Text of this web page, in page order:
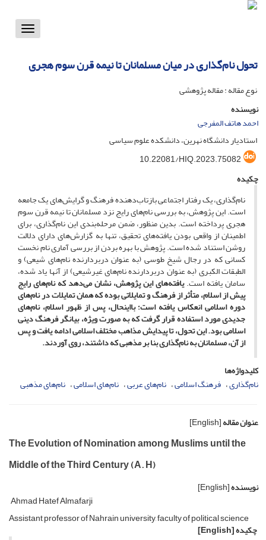
Toggle
تحول نام‌گذاری در میان مسلمانان تا نیمه قرن سوم هجری
نوع مقاله : مقاله پژوهشی
نویسنده
احمد هاتف المفرجی
استادیار دانشگاه نهرین، دانشکده علوم سیاسى
10.22081/HIQ.2023.75082
چکیده
نام‌گذاری، یک رفتار اجتماعی بازتاب‌دهنده فرهنگ و گرایش‌های یک جامعه
است. این پژوهش، به بررسی نام‌های رایج نزد مسلمانان تا نیمه قرن سوم
هجری پرداخته است. بدین منظور، ضمن مرحله‌بندی این نام‌گذاری، برای
اطمینان از واقعی بودن یافته‌های تحقیق، تنها به گزارش‌های دارای دلالت
روشن استناد شده است. پژوهش با بهره بردن از بررسی آماری نام نخست
کسانی که در رجال شیخ طوسی (به عنوان دربردارنده نام‌های شیعی) و
الطبقات الکبری (به عنوان دربردارنده نام‌های غیرشیعی) از آنها یاد شده،
سامان یافته است.یافته‌های این پژوهش، نشان می‌دهد که نام‌های رایج
پیش از اسلام، متأثر از فرهنگ و تمایلاتی بوده که همان تمایلات در نام‌های
دوره اسلامی انعکاس یافته است؛ بااینحال، پس از ظهور اسلام، نام‌های
جدیدی مورد استفاده قرار گرفت که به صورت ویژه، بیانگر فرهنگ دینی
اسلامی بود. این تحول، تا پیدایش مذاهب مختلف اسلامی ادامه یافت و پس
از آن، مسلمانان به نام‌گذاری بنا بر مذهبی که داشتند، روی آوردند.
کلیدواژه‌ها
نام‌گذاری فرهنگ اسلامی نام‌های عربی نام‌های اسلامی نام‌های مذهبی
عنوان مقاله[English]
The Evolution of Nomination among Muslims until the
Middle of the Third Century (A. H)
نویسنده[English]
Ahmad Hatef Almafarji
Assistant professor of Nahrain university, faculty of political science
چکیده[English]